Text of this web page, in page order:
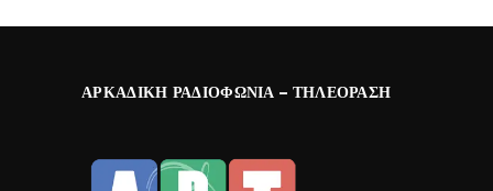
ΑΡΚΑΔΙΚΉ ΡΑΔΙΟΦΩΝΊΑ – ΤΗΛΕΌΡΑΣΗ